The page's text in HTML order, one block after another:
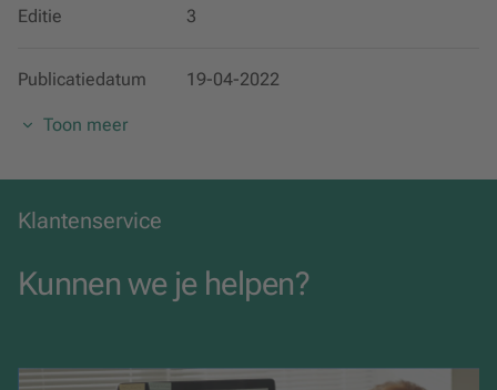
Editie 3
Publicatiedatum 19-04-2022
Uitgavevorm Digitaal
Toon meer
Klantenservice
Kunnen we je helpen?